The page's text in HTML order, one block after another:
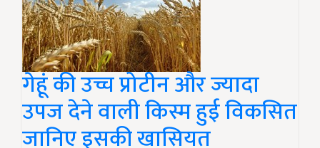
गेहूं की उच्च प्रोटीन और ज्यादा
उपज देने वाली किस्म हुई विकसित
जानिए इसकी खासियत